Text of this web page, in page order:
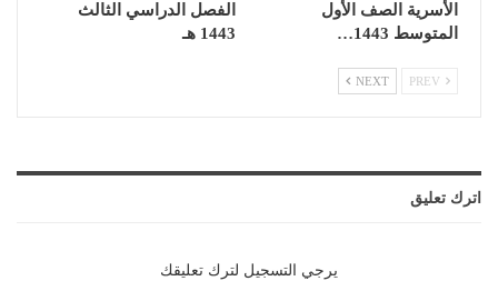
الأسرية الصف الأول
المتوسط 1443…
الفصل الدراسي الثالث
1443 هـ
NEXT
اترك تعليق
يرجي التسجيل لترك تعليقك